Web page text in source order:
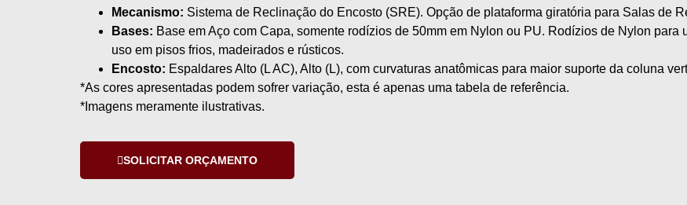
Mecanismo: Sistema de Reclinação do Encosto (SRE). Opção de plataforma giratória para Salas de
Bases: Base em Aço com Capa, somente rodízios de 50mm em Nylon ou PU. Rodízios de Nylon para
uso em pisos frios, madeirados e rústicos.
Encosto: Espaldares Alto (L AC), Alto (L), com curvaturas anatômicas para maior suporte da coluna
*As cores apresentadas podem sofrer variação, esta é apenas uma tabela de referência.
*Imagens meramente ilustrativas.
SOLICITAR ORÇAMENTO